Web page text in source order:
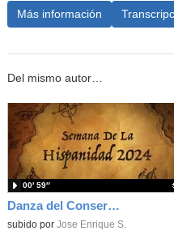
Más información
Del mismo autor…
Danza del Conservatorio Profesional de Danza Carmen Amaya durante la semana de la Hispanidad en el IES Isabel la Católica
Contenido educativo.
subido por Jose Enrique S.
00′ 59″